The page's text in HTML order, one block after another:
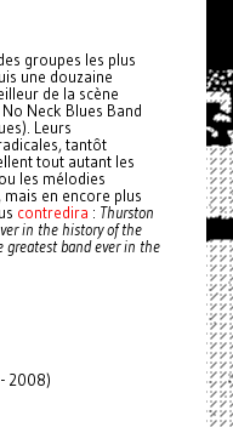
groupes les plus
une douzaine
de la scène
No Neck Blues Band
Leurs
tantôt
tout autant les
les mélodies
mais en encore plus
contredira : Thurston
in the history of the
greatest band ever in the
2008)